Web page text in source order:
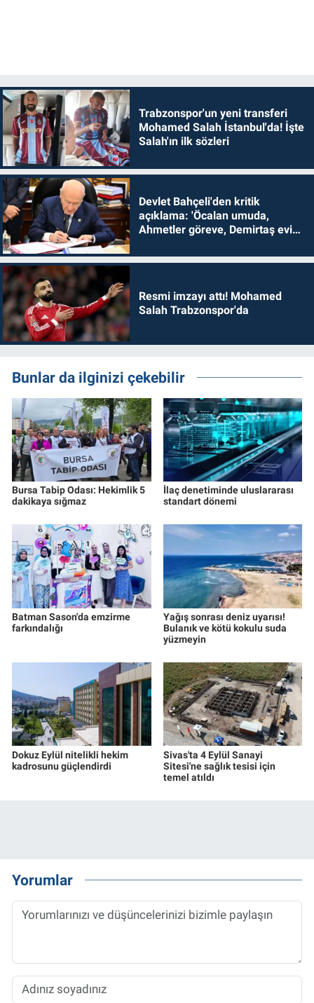
Trabzonspor'un yeni transferi
Mohamed Salah İstanbul'da! İşte
Salah'ın ilk sözleri
Devlet Bahçeli'den kritik
açıklama: 'Öcalan umuda,
Ahmetler göreve, Demirtaş evine
Resmi imzayı attı! Mohamed
Salah Trabzonspor'da
Bunlar da ilginizi çekebilir
Bursa Tabip Odası: Hekimlik 5
dakikaya sığmaz
İlaç denetiminde uluslararası
standart dönemi
Batman Sason'da emzirme
farkındalığı
Yağış sonrası deniz uyarısı!
Bulanık ve kötü kokulu suda
yüzmeyin
Dokuz Eylül nitelikli hekim
kadrosunu güçlendirdi
Sivas'ta 4 Eylül Sanayi
Sitesi'ne sağlık tesisi için
temel atıldı
Yorumlar